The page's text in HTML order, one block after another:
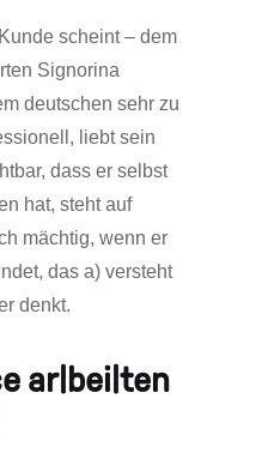
scheint – dem
Signorina
deutschen sehr zu
liebt sein
dass er selbst
hat, steht auf
mächtig, wenn er
das a) versteht
denkt.
ar|bei|ten